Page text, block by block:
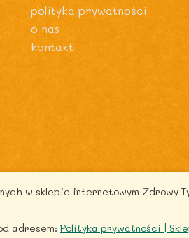
polityka prywatności
o nas
kontakt
| Powered by ITentego.pl
w sklepie internetowym Zdrowy
adresem: Polityka prywatności |